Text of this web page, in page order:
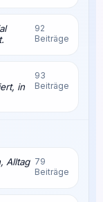
92
Beiträge
in
93
Beiträge
Alltag 79
Beiträge